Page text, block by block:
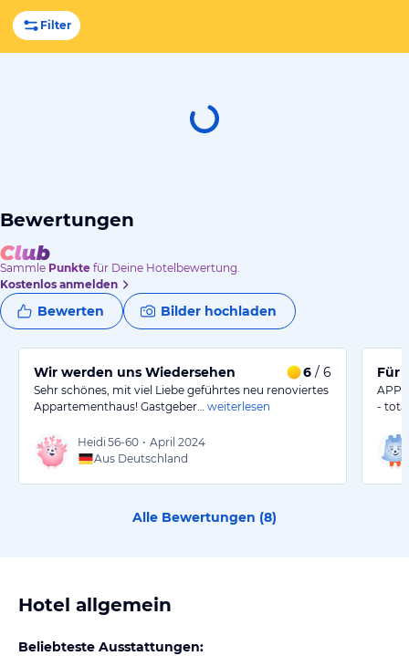
Filter
Bewertungen
Sammle Punkte für Deine Hotelbewertung.
Kostenlos anmelden
Bewerten Bilder hochladen
Wir werden uns Wiedersehen 6 / 6
Sehr schönes, mit viel Liebe geführtes neu renoviertes
Appartementhaus! Gastgeber…
weiterlesen
Heidi 56-60 • April 2024
Aus Deutschland
APP
-
Alle Bewertungen (8)
Hotel allgemein
Beliebteste Ausstattungen: